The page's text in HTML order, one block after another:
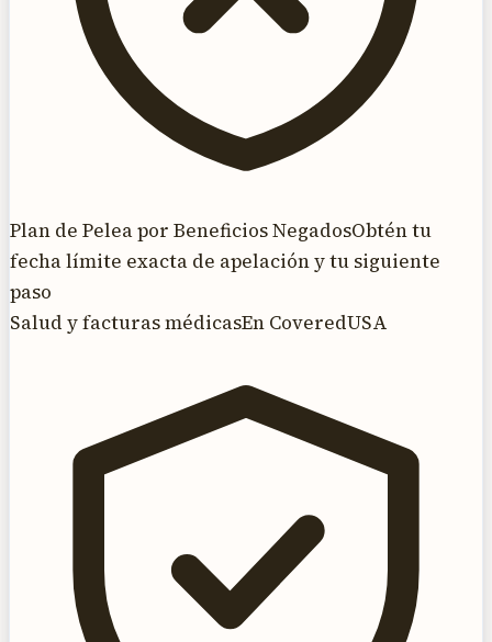
Plan de Pelea por Beneficios NegadosObtén tu
fecha límite exacta de apelación y tu siguiente
paso
Salud y facturas médicasEn CoveredUSA